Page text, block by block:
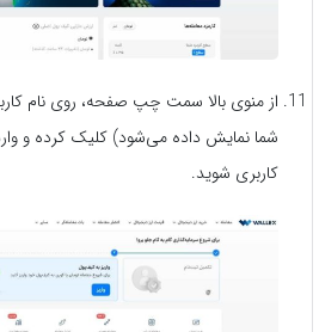
از منوی بالا سمت چپ صفحه، روی نام
شما نمایش داده می‌شود) کلیک کرده و
کاربری شوید.